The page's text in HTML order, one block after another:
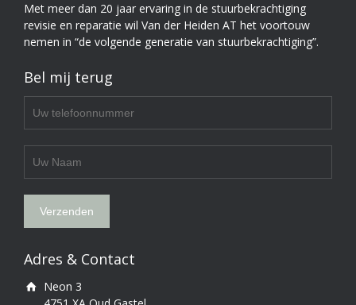
Met meer dan 20 jaar ervaring in de stuurbekrachtiging
revisie en reparatie wil Van der Heiden AT het voortouw
nemen in “de volgende generatie van stuurbekrachtiging”.
Bel mij terug
Adres & Contact
Neon 3